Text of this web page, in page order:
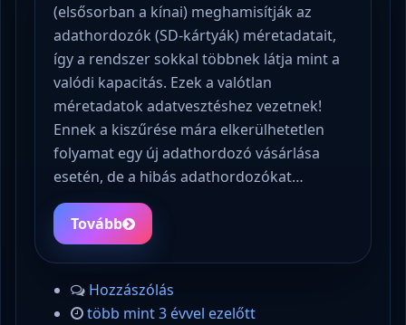
(elsősorban a kínai) meghamisítják az
adathordozók (SD-kártyák) méretadatait,
így a rendszer sokkal többnek látja mint a
valódi kapacitás. Ezek a valótlan
méretadatok adatvesztéshez vezetnek!
Ennek a kiszűrése mára elkerülhetetlen
folyamat egy új adathordozó vásárlása
esetén, de a hibás adathordozókat…
Tovább
Hozzászólás
több mint 3 évvel ezelőtt